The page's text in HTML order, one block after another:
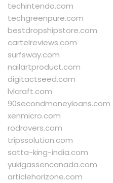
techintendo.com
techgreenpure.com
bestdropshipstore.com
cartelreviews.com
surfsway.com
nailartproduct.com
digitactseed.com
lvlcraft.com
90secondmoneyloans.com
xenmicro.com
rodrovers.com
tripssolution.com
satta-king-india.com
yukigassencanada.com
articlehorizone.com